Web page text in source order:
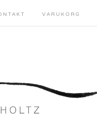
VARUKORG